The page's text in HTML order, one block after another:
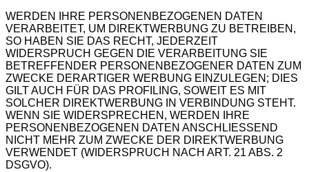
WERDEN IHRE PERSONENBEZOGENEN DATEN
VERARBEITET, UM DIREKTWERBUNG ZU BETREIBEN,
SO HABEN SIE DAS RECHT, JEDERZEIT
WIDERSPRUCH GEGEN DIE VERARBEITUNG SIE
BETREFFENDER PERSONENBEZOGENER DATEN ZUM
ZWECKE DERARTIGER WERBUNG EINZULEGEN; DIES
GILT AUCH FÜR DAS PROFILING, SOWEIT ES MIT
SOLCHER DIREKTWERBUNG IN VERBINDUNG STEHT.
WENN SIE WIDERSPRECHEN, WERDEN IHRE
PERSONENBEZOGENEN DATEN ANSCHLIESSEND
NICHT MEHR ZUM ZWECKE DER DIREKTWERBUNG
VERWENDET (WIDERSPRUCH NACH ART. 21 ABS. 2
DSGVO).